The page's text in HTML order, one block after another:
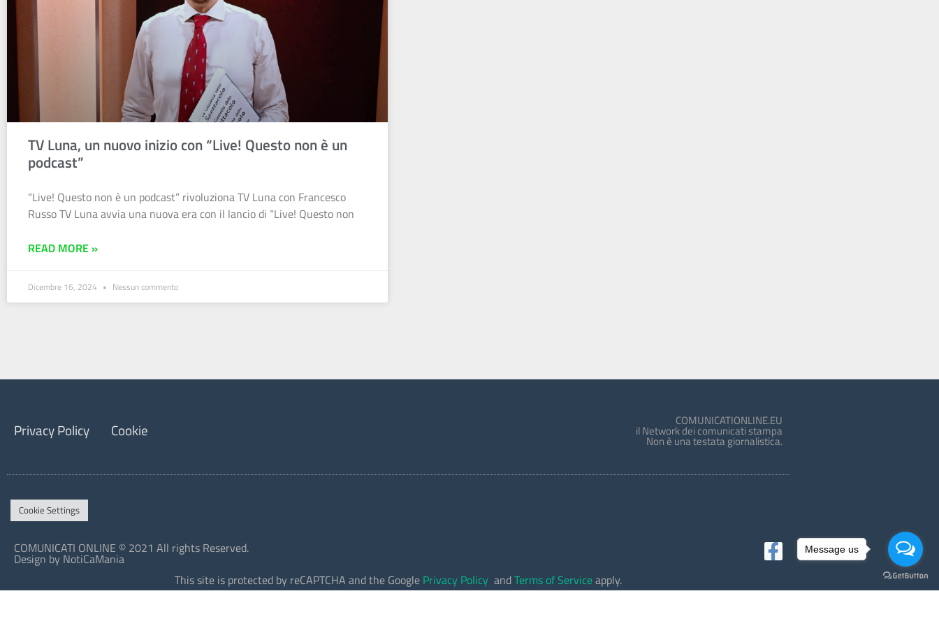
TV Luna, un nuovo inizio con “Live! Questo non è un
podcast”
“Live! Questo non è un podcast” rivoluziona TV Luna con Francesco
Russo TV Luna avvia una nuova era con il lancio di “Live! Questo non
READ MORE »
Dicembre 16, 2024 Nessun commento
Privacy Policy Cookie COMUNICATIONLINE.EU
il Network dei comunicati stampa
Non è una testata giornalistica.
Cookie Settings
COMUNICATI ONLINE © 2021 All rights Reserved.
Design by NotiCaMania
This site is protected by reCAPTCHA and the Google Privacy Policy andTerms of Serviceapply.
Message us